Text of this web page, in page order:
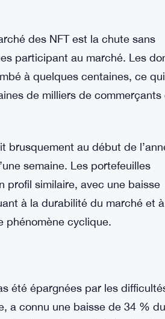
de 9,2 % au cours de la même
plus prudents et hésitants
d’échanges plus faible et d’une
marché des NFT.
des NFT est la chute sans
participant au marché. Les
à quelques centaines, ce qui
de milliers de commerçants
semaine. Les portefeuilles
profil similaire, avec une baisse